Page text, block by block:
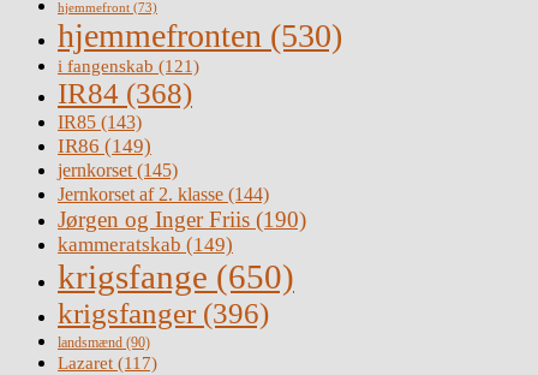
hjemmefront (73)
hjemmefronten (530)
i fangenskab (121)
IR84 (368)
IR85 (143)
IR86 (149)
jernkorset(145)
Jernkorset af 2. klasse (144)
Jørgen og Inger Friis (190)
kammeratskab (149)
krigsfange (650)
krigsfanger (396)
landsmænd (90)
Lazaret (117)